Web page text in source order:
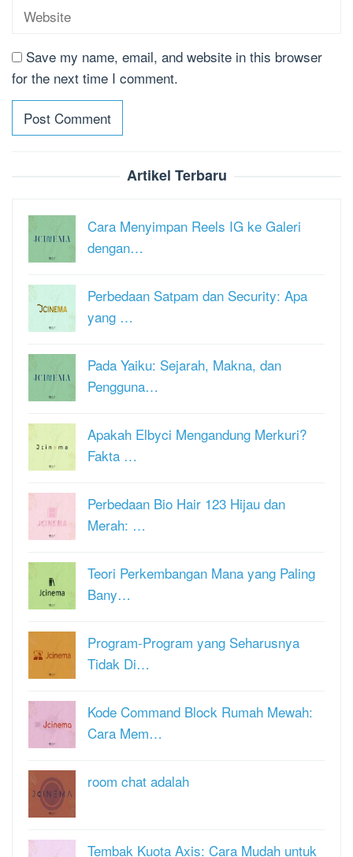
Save my name, email, and website in this browser
for the next time I comment.
Artikel Terbaru
Cara Menyimpan Reels IG ke Galeri
dengan…
Perbedaan Satpam dan Security: Apa
yang …
Pada Yaiku: Sejarah, Makna, dan
Pengguna…
Apakah Elbyci Mengandung Merkuri?
Fakta …
Perbedaan Bio Hair 123 Hijau dan
Merah: …
Teori Perkembangan Mana yang Paling
Bany…
Program-Program yang Seharusnya
Tidak Di…
Kode Command Block Rumah Mewah:
Cara Mem…
room chat adalah
Tembak Kuota Axis: Cara Mudah untuk